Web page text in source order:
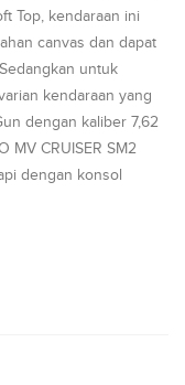
Top, kendaraan ini
canvas dan dapat
untuk
kendaraan yang
dengan kaliber 7,62
MV CRUISER SM2
dengan konsol